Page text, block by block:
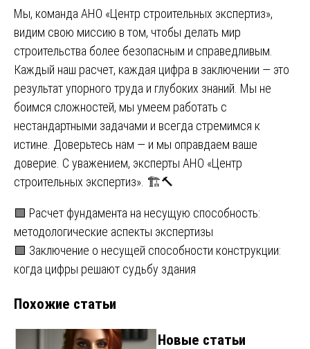
Мы, команда АНО «Центр строительных экспертиз»,
видим свою миссию в том, чтобы делать мир
строительства более безопасным и справедливым.
Каждый наш расчет, каждая цифра в заключении — это
результат упорного труда и глубоких знаний. Мы не
боимся сложностей, мы умеем работать с
нестандартными задачами и всегда стремимся к
истине. Доверьтесь нам — и мы оправдаем ваше
доверие. С уважением, эксперты АНО «Центр
строительных экспертиз». 🏗️🔨
Навигация
по
записям
🟩 Расчет фундамента на несущую способность:
методологические аспекты экспертизы
🟩 Заключение о несущей способности конструкции:
когда цифры решают судьбу здания
Похожие статьи
Новые статьи